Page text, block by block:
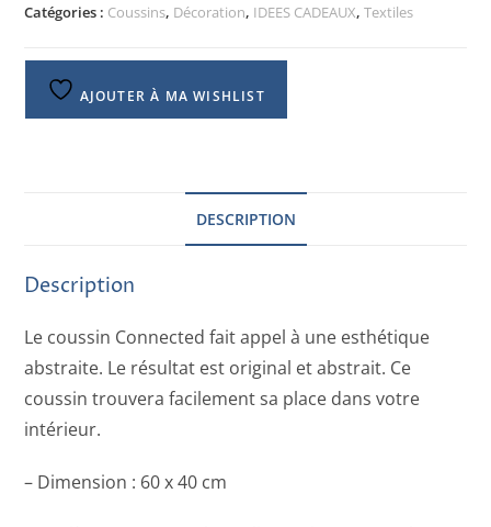
Catégories : Coussins, Décoration, IDEES CADEAUX,Textiles
AJOUTER À MA WISHLIST
DESCRIPTION
Description
Le coussin Connected fait appel à une esthétique
abstraite. Le résultat est original et abstrait. Ce
coussin trouvera facilement sa place dans votre
intérieur.
– Dimension : 60 x 40 cm